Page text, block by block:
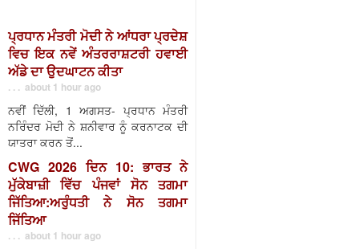
ਪ੍ਰਧਾਨ ਮੰਤਰੀ ਮੋਦੀ ਨੇ ਆਂਧਰਾ ਪ੍ਰਦੇਸ਼
ਵਿਚ ਇਕ ਨਵੇਂ ਅੰਤਰਰਾਸ਼ਟਰੀ ਹਵਾਈ
ਅੱਡੇ ਦਾ ਉਦਘਾਟਨ ਕੀਤਾ
. . . about 1 hour ago
ਨਵੀਂ ਦਿੱਲੀ, 1 ਅਗਸਤ- ਪ੍ਰਧਾਨ ਮੰਤਰੀ
ਨਰਿੰਦਰ ਮੋਦੀ ਨੇ ਸ਼ਨੀਵਾਰ ਨੂੰ ਕਰਨਾਟਕ ਦੀ
ਯਾਤਰਾ ਕਰਨ ਤੋਂ...
CWG 2026 ਦਿਨ 10: ਭਾਰਤ ਨੇ
ਮੁੱਕੇਬਾਜ਼ੀ ਵਿੱਚ ਪੰਜਵਾਂ ਸੋਨ ਤਗਮਾ
ਜਿੱਤਿਆ:ਅਰੁੰਧਤੀ ਨੇ ਸੋਨ ਤਗਮਾ
ਜਿੱਤਿਆ
. . . about 1 hour ago